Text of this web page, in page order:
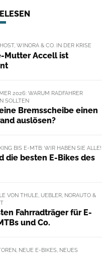
WINORA & CO. IN DER KRISE
Mutter Accell ist
2026: WARUM RADFAHRER
SOLLTEN
Bremsscheibe einen
auslösen?
BIS E-MTB: WIR HABEN SIE ALLE!
die besten E-Bikes des
VON THULE, UEBLER, NORAUTO &
Fahrradträger für E-
und Co.
NEUE E-BIKES, NEUES